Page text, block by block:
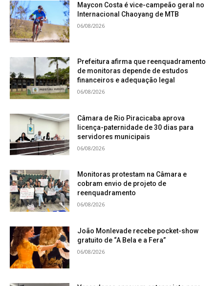
Maycon Costa é vice-campeão geral no
Internacional Chaoyang de MTB
06/08/2026
Prefeitura afirma que reenquadramento
de monitoras depende de estudos
financeiros e adequação legal
06/08/2026
Câmara de Rio Piracicaba aprova
licença-paternidade de 30 dias para
servidores municipais
06/08/2026
Monitoras protestam na Câmara e
cobram envio de projeto de
reenquadramento
06/08/2026
João Monlevade recebe pocket-show
gratuito de “A Bela e a Fera”
06/08/2026